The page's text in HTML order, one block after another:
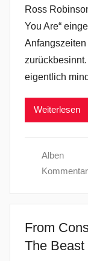
Ross
You Are“
Anfangszeiten
eigentlich
Weiterlesen
Alben
From
The Beast